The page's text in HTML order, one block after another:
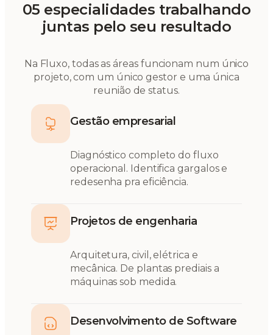
05 especialidades trabalhando
juntas pelo seu resultado
Na Fluxo, todas as áreas funcionam num único
projeto, com um único gestor e uma única
reunião de status.
Gestão empresarial
Diagnóstico completo do fluxo
operacional. Identifica gargalos e
redesenha pra eficiência.
Projetos de engenharia
Arquitetura, civil, elétrica e
mecânica. De plantas prediais a
máquinas sob medida.
Desenvolvimento de Software